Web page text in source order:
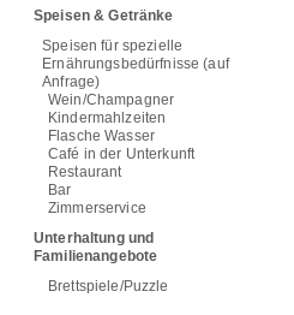
Speisen & Getränke
Speisen für spezielle
Ernährungsbedürfnisse (auf
Anfrage)
Wein/Champagner
Kindermahlzeiten
Flasche Wasser
Café in der Unterkunft
Restaurant
Bar
Zimmerservice
Unterhaltung und
Familienangebote
Brettspiele/Puzzle